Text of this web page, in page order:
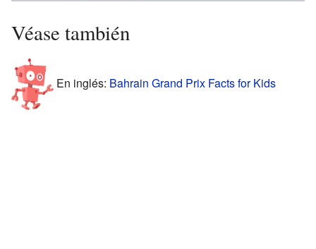
Véase también
En inglés: Bahrain Grand Prix Facts for Kids